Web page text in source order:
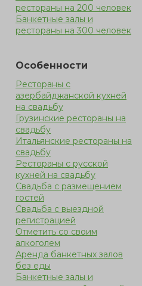
рестораны на 200 человек
Банкетные залы и
рестораны на 300 человек
Особенности
Рестораны с
азербайджанской кухней
на свадьбу
Грузинские рестораны на
свадьбу
Итальянские рестораны на
свадьбу
Рестораны с русской
кухней на свадьбу
Свадьба с размещением
гостей
Cвадьба с выездной
регистрацией
Отметить со своим
алкоголем
Аренда банкетных залов
без еды
Банкетные залы и